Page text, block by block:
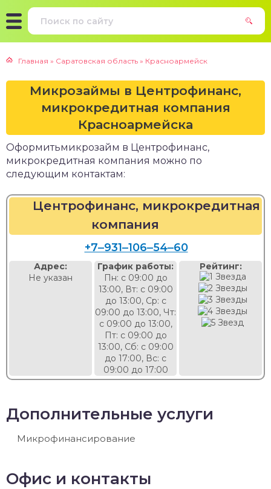
Главная » Саратовская область » Красноармейск
Микрозаймы в Центрофинанс,
микрокредитная компания
Красноармейска
Оформитьмикрозайм в Центрофинанс,
микрокредитная компания можно по
следующим контактам:
Центрофинанс, микрокредитная
компания
+7‒931‒106‒54‒60
Адрес:
Не указан
График работы:
Пн: с 09:00 до
13:00, Вт: с 09:00
до 13:00, Ср: с
09:00 до 13:00, Чт:
с 09:00 до 13:00,
Пт: с 09:00 до
13:00, Сб: с 09:00
до 17:00, Вс: с
09:00 до 17:00
Рейтинг:
Дополнительные услуги
Микрофинансирование
Офис и контакты